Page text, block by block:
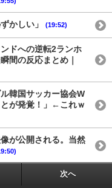
かしい」 (19:52)
ドへの逆転2ランホ
間の反応まとめ｜
韓国サッカー協会W
が発覚！」←これｗ
が公開される。当然
次へ